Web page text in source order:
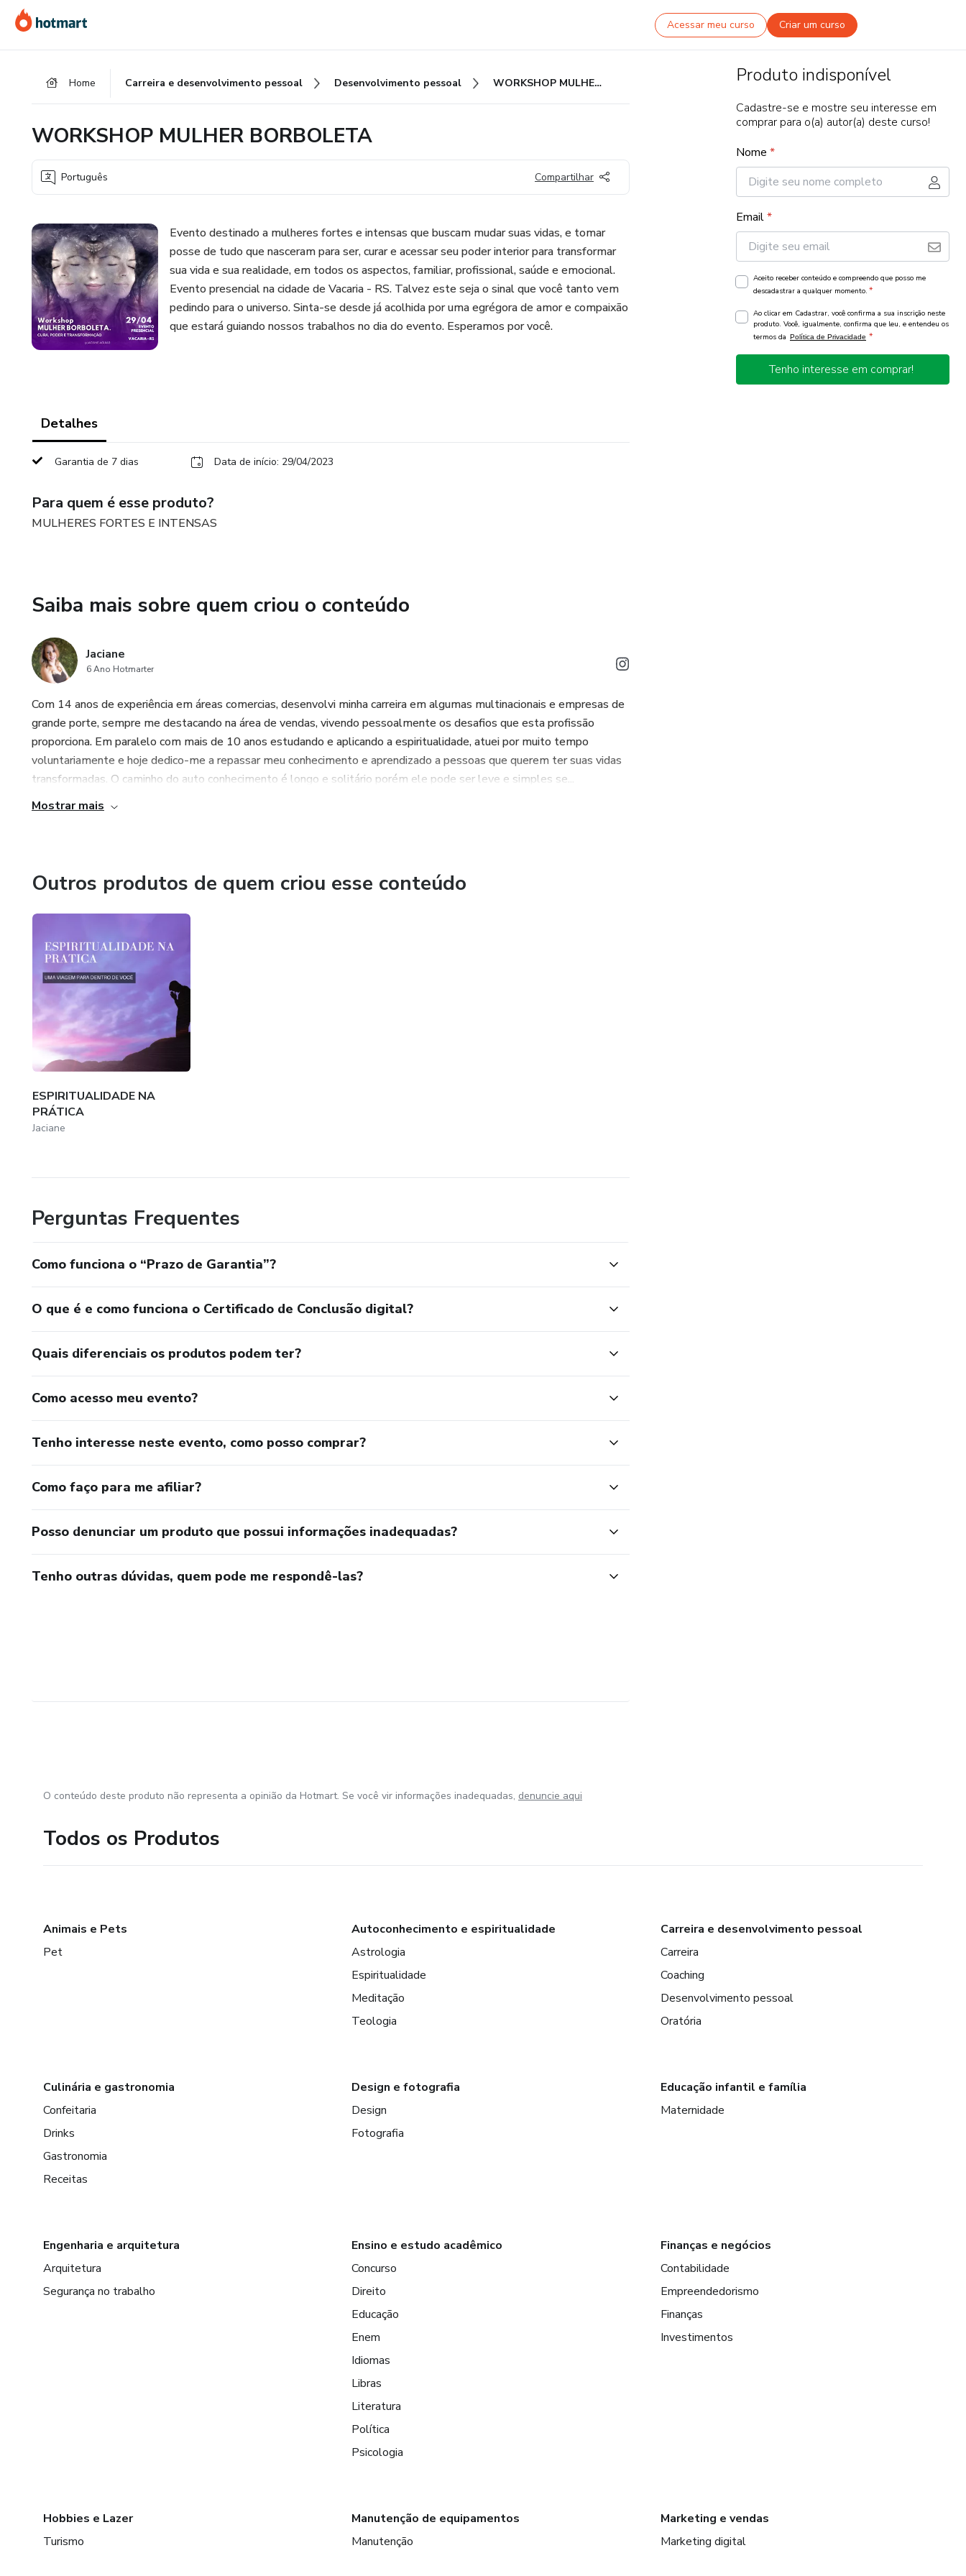
para
o
para
o
para
o
Acessar meu curso Criar um curso
Home Carreira e desenvolvimento pessoal Desenvolvimento pessoal WORKSHOP MULHER BORBOLETA
WORKSHOP MULHER BORBOLETA
Português Compartilhar
Evento destinado a mulheres fortes e intensas que buscam mudar suas vidas, e tomar
posse de tudo que nasceram para ser, curar e acessar seu poder interior para transformar
sua vida e sua realidade, em todos os aspectos, familiar, profissional, saúde e emocional.
Evento presencial na cidade de Vacaria - RS. Talvez este seja o sinal que você tanto vem
pedindo para o universo. Sinta-se desde já acolhida por uma egrégora de amor e compaixão
que estará guiando nossos trabalhos no dia do evento. Esperamos por você.
Detalhes
Garantia de 7 dias Data de início: 29/04/2023
Para quem é esse produto?
MULHERES FORTES E INTENSAS
Saiba mais sobre quem criou o conteúdo
Jaciane
6 Ano Hotmarter
Com 14 anos de experiência em áreas comercias, desenvolvi minha carreira em algumas multinacionais e empresas de
grande porte, sempre me destacando na área de vendas, vivendo pessoalmente os desafios que esta profissão
proporciona. Em paralelo com mais de 10 anos estudando e aplicando a espiritualidade, atuei por muito tempo
voluntariamente e hoje dedico-me a repassar meu conhecimento e aprendizado a pessoas que querem ter suas vidas
transformadas. O caminho do auto conhecimento é longo e solitário porém ele pode ser leve e simples se...
Mostrar mais
Outros produtos de quem criou esse conteúdo
ESPIRITUALIDADE NA
PRÁTICA
Jaciane
Perguntas Frequentes
Como funciona o “Prazo de Garantia”?
O que é e como funciona o Certificado de Conclusão digital?
Quais diferenciais os produtos podem ter?
Como acesso meu evento?
Tenho interesse neste evento, como posso comprar?
Como faço para me afiliar?
Posso denunciar um produto que possui informações inadequadas?
Tenho outras dúvidas, quem pode me respondê-las?
Produto indisponível
Cadastre-se e mostre seu interesse em
comprar para o(a) autor(a) deste curso!
Nome *
Email*
Aceito receber conteúdo e compreendo que posso me
descadastrar a qualquer momento. *
Ao clicar em Cadastrar, você confirma a sua inscrição neste
produto. Você, igualmente, confirma que leu, e entendeu os
termos da Política de Privacidade *
Tenho interesse em comprar!
O conteúdo deste produto não representa a opinião da Hotmart. Se você vir informações inadequadas, denuncie aqui
Todos os Produtos
Animais e Pets
Pet
Autoconhecimento e espiritualidade
Astrologia
Espiritualidade
Meditação
Teologia
Carreira e desenvolvimento pessoal
Carreira
Coaching
Desenvolvimento pessoal
Oratória
Culinária e gastronomia
Confeitaria
Drinks
Gastronomia
Receitas
Design e fotografia
Design
Fotografia
Educação infantil e família
Maternidade
Engenharia e arquitetura
Arquitetura
Segurança no trabalho
Ensino e estudo acadêmico
Concurso
Direito
Educação
Enem
Idiomas
Libras
Literatura
Política
Psicologia
Finanças e negócios
Contabilidade
Empreendedorismo
Finanças
Investimentos
Hobbies e Lazer
Turismo
Manutenção de equipamentos
Manutenção
Marketing e vendas
Marketing digital